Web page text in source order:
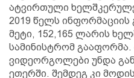
ატვირთული
2019 წელს
მეტი, 152,165 ლარის
სამინისტრომ გააფორმა.
ვიდეორგოლები უნდა
ეთერში. შემდეგ კი